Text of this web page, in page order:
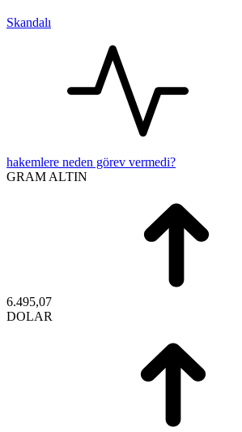
Skandalı
hakemlere neden görev vermedi?
GRAM ALTIN
6.495,07
DOLAR